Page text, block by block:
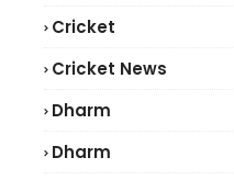
Cricket
Cricket News
Dharm
Dharm